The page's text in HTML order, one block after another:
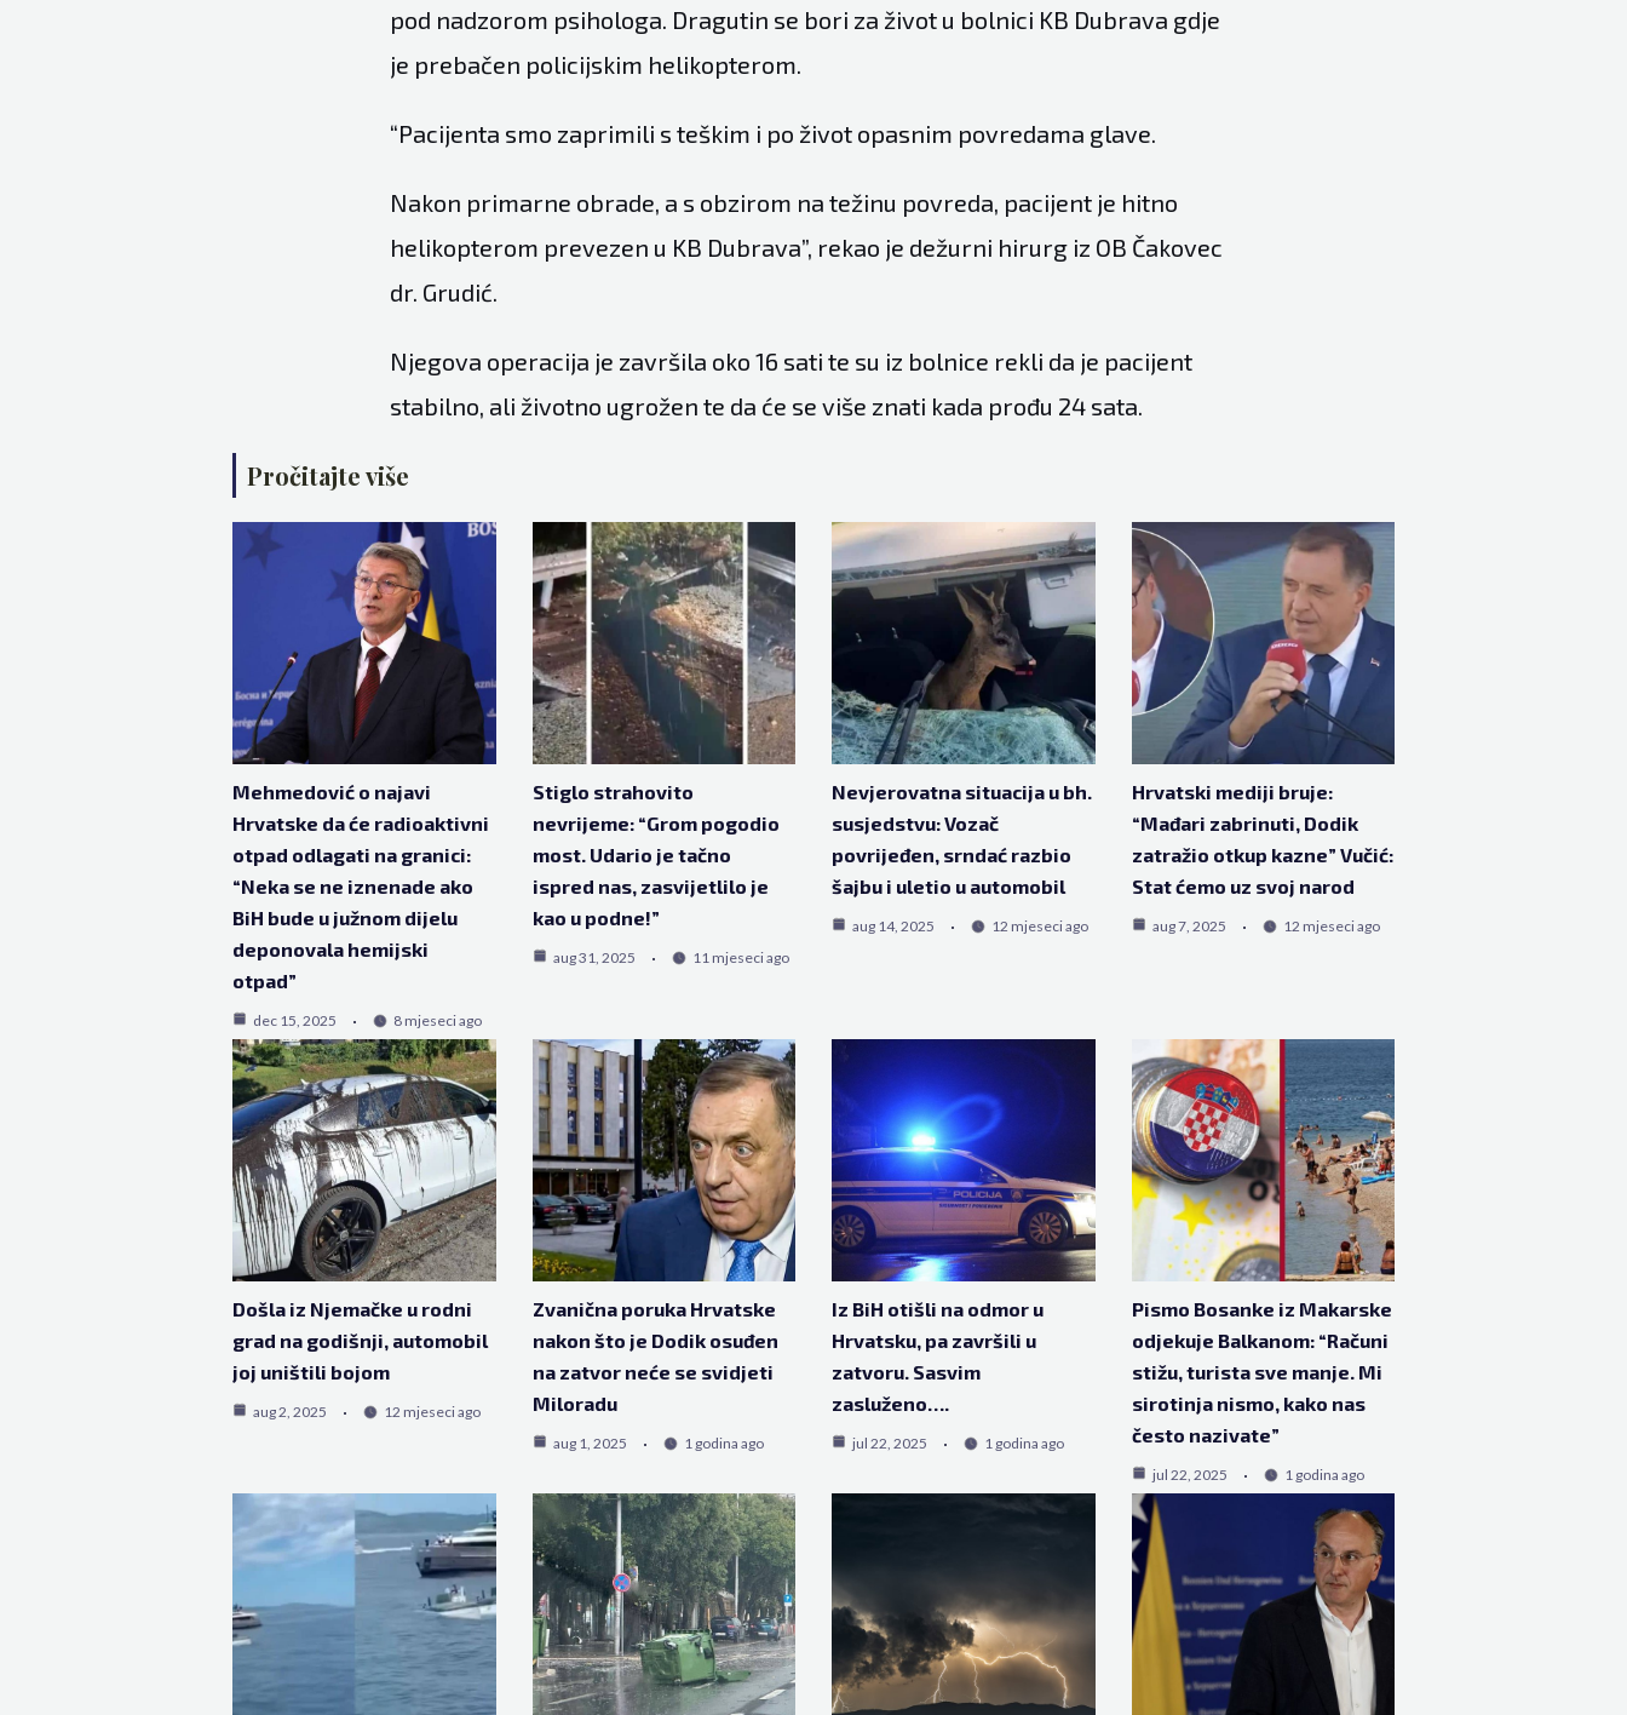
pod nadzorom psihologa. Dragutin se bori za život u bolnici KB Dubrava gdje
je prebačen policijskim helikopterom.
“Pacijenta smo zaprimili s teškim i po život opasnim povredama glave.
Nakon primarne obrade, a s obzirom na težinu povreda, pacijent je hitno
helikopterom prevezen u KB Dubrava”, rekao je dežurni hirurg iz OB Čakovec
dr. Grudić.
Njegova operacija je završila oko 16 sati te su iz bolnice rekli da je pacijent
stabilno, ali životno ugrožen te da će se više znati kada prođu 24 sata.
Pročitajte više
Mehmedović o najavi
Hrvatske da će radioaktivni
otpad odlagati na granici:
“Neka se ne iznenade ako
BiH bude u južnom dijelu
deponovala hemijski
otpad”
dec 15, 2025 8 mjeseci ago
Stiglo strahovito
nevrijeme: “Grom pogodio
most. Udario je tačno
ispred nas, zasvijetlilo je
kao u podne!”
aug 31, 2025 11 mjeseci ago
Nevjerovatna situacija u bh.
susjedstvu: Vozač
povrijeđen, srndać razbio
šajbu i uletio u automobil
aug 14, 2025 12 mjeseci ago
Hrvatski mediji bruje:
“Mađari zabrinuti, Dodik
zatražio otkup kazne” Vučić:
Stat ćemo uz svoj narod
aug 7, 2025 12 mjeseci ago
Došla iz Njemačke u rodni
grad na godišnji, automobil
joj uništili bojom
aug 2, 2025 12 mjeseci ago
Zvanična poruka Hrvatske
nakon što je Dodik osuđen
na zatvor neće se svidjeti
Miloradu
aug 1, 2025 1 godina ago
Iz BiH otišli na odmor u
Hrvatsku, pa završili u
zatvoru. Sasvim
zasluženo….
jul 22, 2025 1 godina ago
Pismo Bosanke iz Makarske
odjekuje Balkanom: “Računi
stižu, turista sve manje. Mi
sirotinja nismo, kako nas
često nazivate”
jul 22, 2025 1 godina ago